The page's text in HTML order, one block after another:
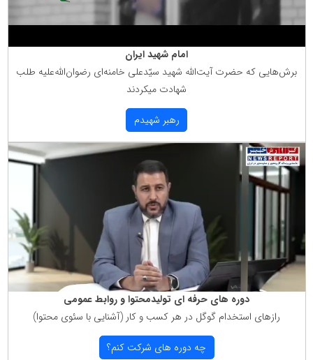
امام شهید ایران
برش‌هایی كه حضرت آیت‌الله شهید سیّدعلی خامنه‌ای رضوان‌الله‌علیه طلب
شهادت میكردند
رهبر شهیدم
دوره های حرفه ای تولیدمحتوا و روابط عمومی
رازهای استخدام گوگل در هر كسب و كار (آشنایی با سئوی محتوا)
چه دوره های شركت كنم؟